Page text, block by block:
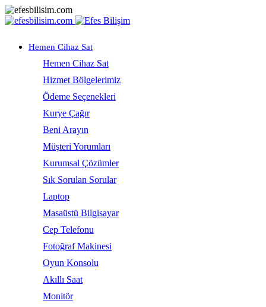
Hemen Cihaz Sat
Hemen Cihaz Sat
Hizmet Bölgelerimiz
Ödeme Seçenekleri
Kurye Çağır
Beni Arayın
Müşteri Yorumları
Kurumsal Çözümler
Sık Sorulan Sorular
Laptop
Masaüstü Bilgisayar
Cep Telefonu
Fotoğraf Makinesi
Oyun Konsolu
Akıllı Saat
Monitör